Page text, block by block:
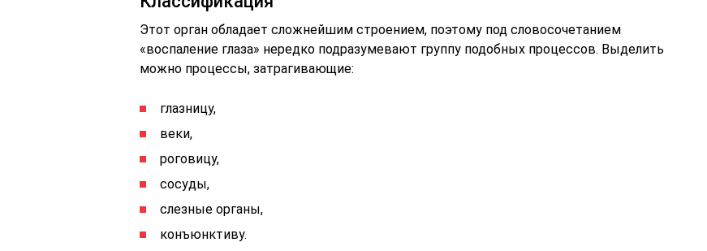
Этот орган обладает сложнейшим строением, поэтому под словосочетанием
«воспаление глаза» нередко подразумевают группу подобных процессов. Выделить
можно процессы, затрагивающие:
глазницу,
веки,
роговицу,
сосуды,
слезные органы,
конъюнктиву.